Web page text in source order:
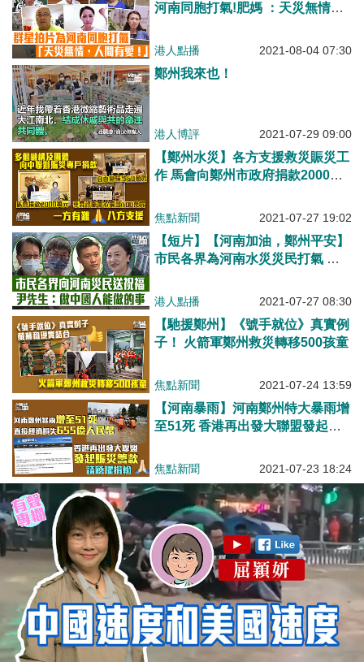
河南同胞打氣!肥媽 ：天災無情，
方支援、鄭家生：鄭州挺住!河南
港人點播 2021-08-04 07:30
鄭州我來也！
港人博評 2021-07-29 09:00
【鄭州水災】各方支援救災賑災工
作 馬會向鄭州市政府捐款2000萬
焦點新聞 2021-07-27 19:02
【短片】【河南加油，鄭州平安】
市民各界為河南水災災民打氣 鄭
麗娟：災難見到人性珍貴 尹先
們都會做﹗
港人點播 2021-07-27 08:30
【馳援鄭州】《號手就位》真實例
子！ 火箭軍鄭州救災轉移500孩童
焦點新聞 2021-07-24 13:59
【河南暴雨】河南鄭州特大暴雨增
至51死 香港再出發大聯盟發起賑
焦點新聞 2021-07-23 18:24